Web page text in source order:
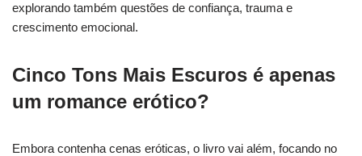
explorando também questões de confiança, trauma e
crescimento emocional.
Cinco Tons Mais Escuros é apenas
um romance erótico?
Embora contenha cenas eróticas, o livro vai além, focando no